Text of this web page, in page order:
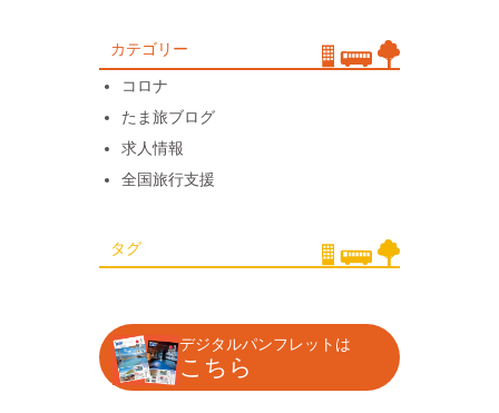
カテゴリー
コロナ
たま旅ブログ
求人情報
全国旅行支援
タグ
デジタルパンフレットは
こちら